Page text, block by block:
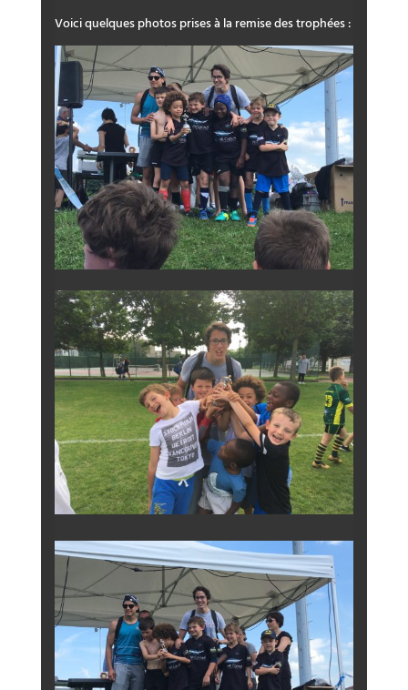
Voici quelques photos prises à la remise des trophées :